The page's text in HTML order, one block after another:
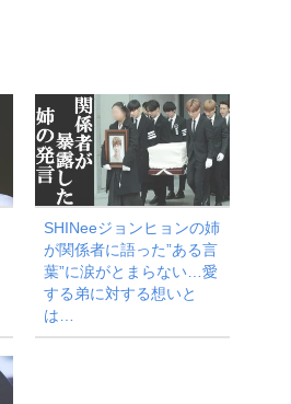
SHINeeジョンヒョンの姉
が関係者に語った”ある言
葉”に涙がとまらない…愛
する弟に対する想いと
は…